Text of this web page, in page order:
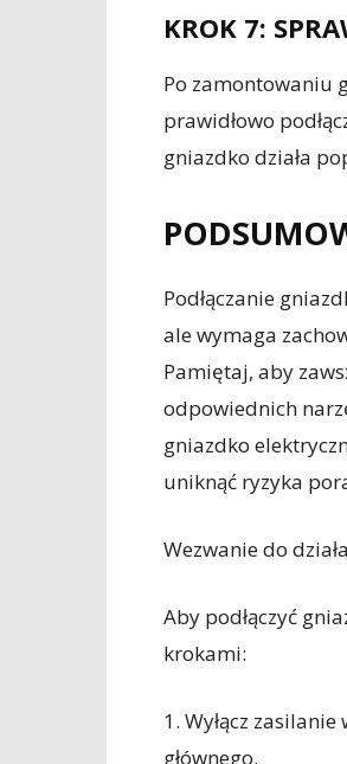
KROK 7:
Po zamontowaniu
prawidłowo
gniazdko działa
Podłączanie
ale wymaga
Pamiętaj, aby
odpowiednich
gniazdko
uniknąć ryzyka
Wezwanie do
Aby podłączyć
krokami:
1. Wyłącz
głównego.